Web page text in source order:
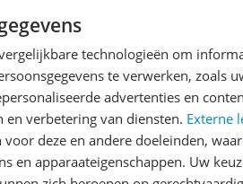
- Kat
Kat
Voer
€ 62,95
prijzen
goedkoopste
Type
v.a. €
Ga
technologieën om
te verwerken, zoals
advertenties en
verbetering van diensten. Externe
deze en andere doeleinden,
en apparaateigenschappen. Uw